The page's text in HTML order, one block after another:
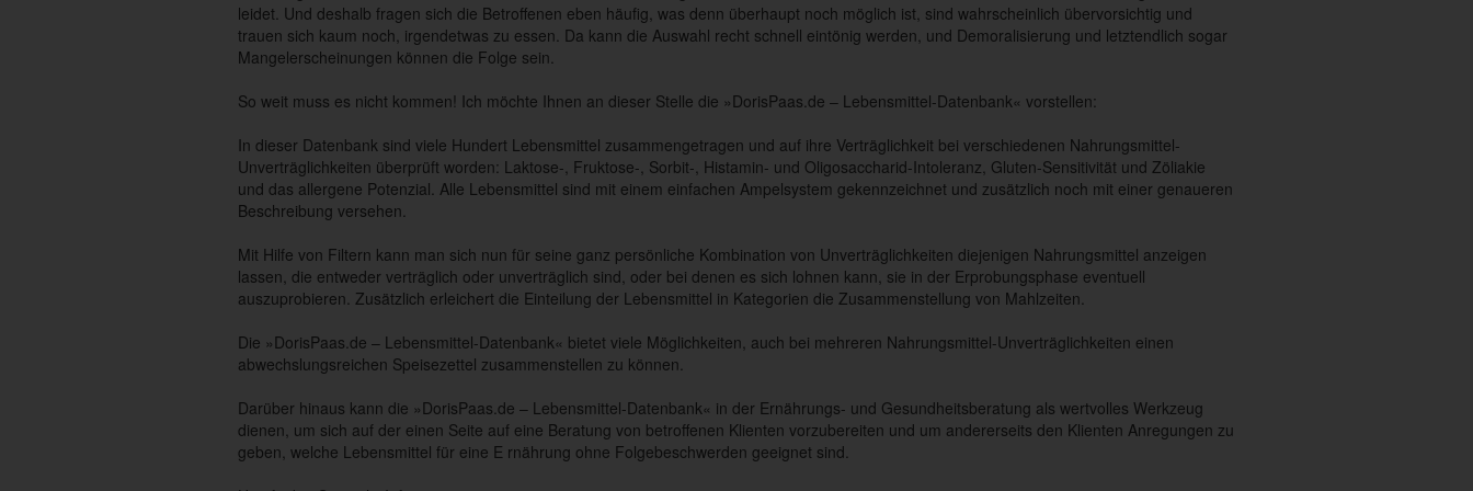
leidet. Und deshalb fragen sich die Betroffenen eben häufig, was denn überhaupt noch möglich ist, sind wahrscheinlich übervorsichtig und
trauen sich kaum noch, irgendetwas zu essen. Da kann die Auswahl recht schnell eintönig werden, und Demoralisierung und letztendlich sogar
Mangelerscheinungen können die Folge sein.
So weit muss es nicht kommen! Ich möchte Ihnen an dieser Stelle die »DorisPaas.de – Lebensmittel-Datenbank« vorstellen:
In dieser Datenbank sind viele Hundert Lebensmittel zusammengetragen und auf ihre Verträglichkeit bei verschiedenen Nahrungsmittel-
Unverträglichkeiten überprüft worden: Laktose-, Fruktose-, Sorbit-, Histamin- und Oligosaccharid-Intoleranz, Gluten-Sensitivität und Zöliakie
und das allergene Potenzial. Alle Lebensmittel sind mit einem einfachen Ampelsystem gekennzeichnet und zusätzlich noch mit einer genaueren
Beschreibung versehen.
Mit Hilfe von Filtern kann man sich nun für seine ganz persönliche Kombination von Unverträglichkeiten diejenigen Nahrungsmittel anzeigen
lassen, die entweder verträglich oder unverträglich sind, oder bei denen es sich lohnen kann, sie in der Erprobungsphase eventuell
auszuprobieren. Zusätzlich erleichert die Einteilung der Lebensmittel in Kategorien die Zusammenstellung von Mahlzeiten.
Die »DorisPaas.de – Lebensmittel-Datenbank« bietet viele Möglichkeiten, auch bei mehreren Nahrungsmittel-Unverträglichkeiten einen
abwechslungsreichen Speisezettel zusammenstellen zu können.
Darüber hinaus kann die »DorisPaas.de – Lebensmittel-Datenbank« in der Ernährungs- und Gesundheitsberatung als wertvolles Werkzeug
dienen, um sich auf der einen Seite auf eine Beratung von betroffenen Klienten vorzubereiten und um andererseits den Klienten Anregungen zu
geben, welche Lebensmittel für eine E rnährung ohne Folgebeschwerden geeignet sind.